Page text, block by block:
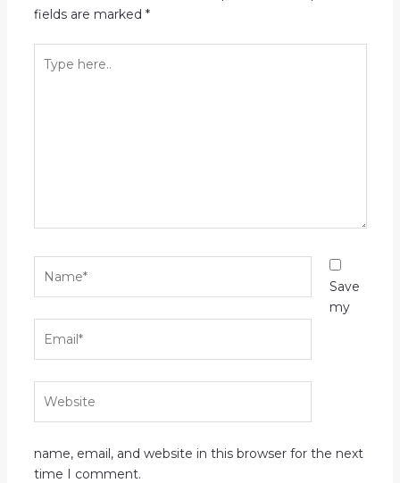
fields are marked *
here..
Save
my
name, email, and website in this browser for the next
time I comment.